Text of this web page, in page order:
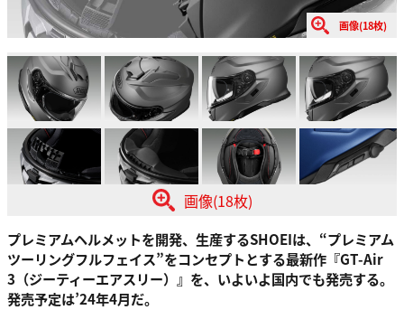
画像(18枚)
画像(18枚)
プレミアムヘルメットを開発、生産するSHOEIは、“プレミアム
ツーリングフルフェイス”をコンセプトとする最新作『GT-Air
3（ジーティーエアスリー）』を、いよいよ国内でも発売する。
発売予定は’24年4月だ。